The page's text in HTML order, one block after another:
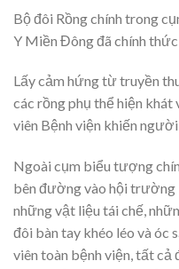
Bộ đôi Rồng chính trong
Y Miền Đông đã chính
Lấy cảm hứng từ truyền
các rồng phụ thể hiện khát
viên Bệnh viện khiến
Ngoài cụm biểu tượng
bên đường vào hội trường
những vật liệu tái chế,
đôi bàn tay khéo léo và óc
viên toàn bệnh viện, tất cả